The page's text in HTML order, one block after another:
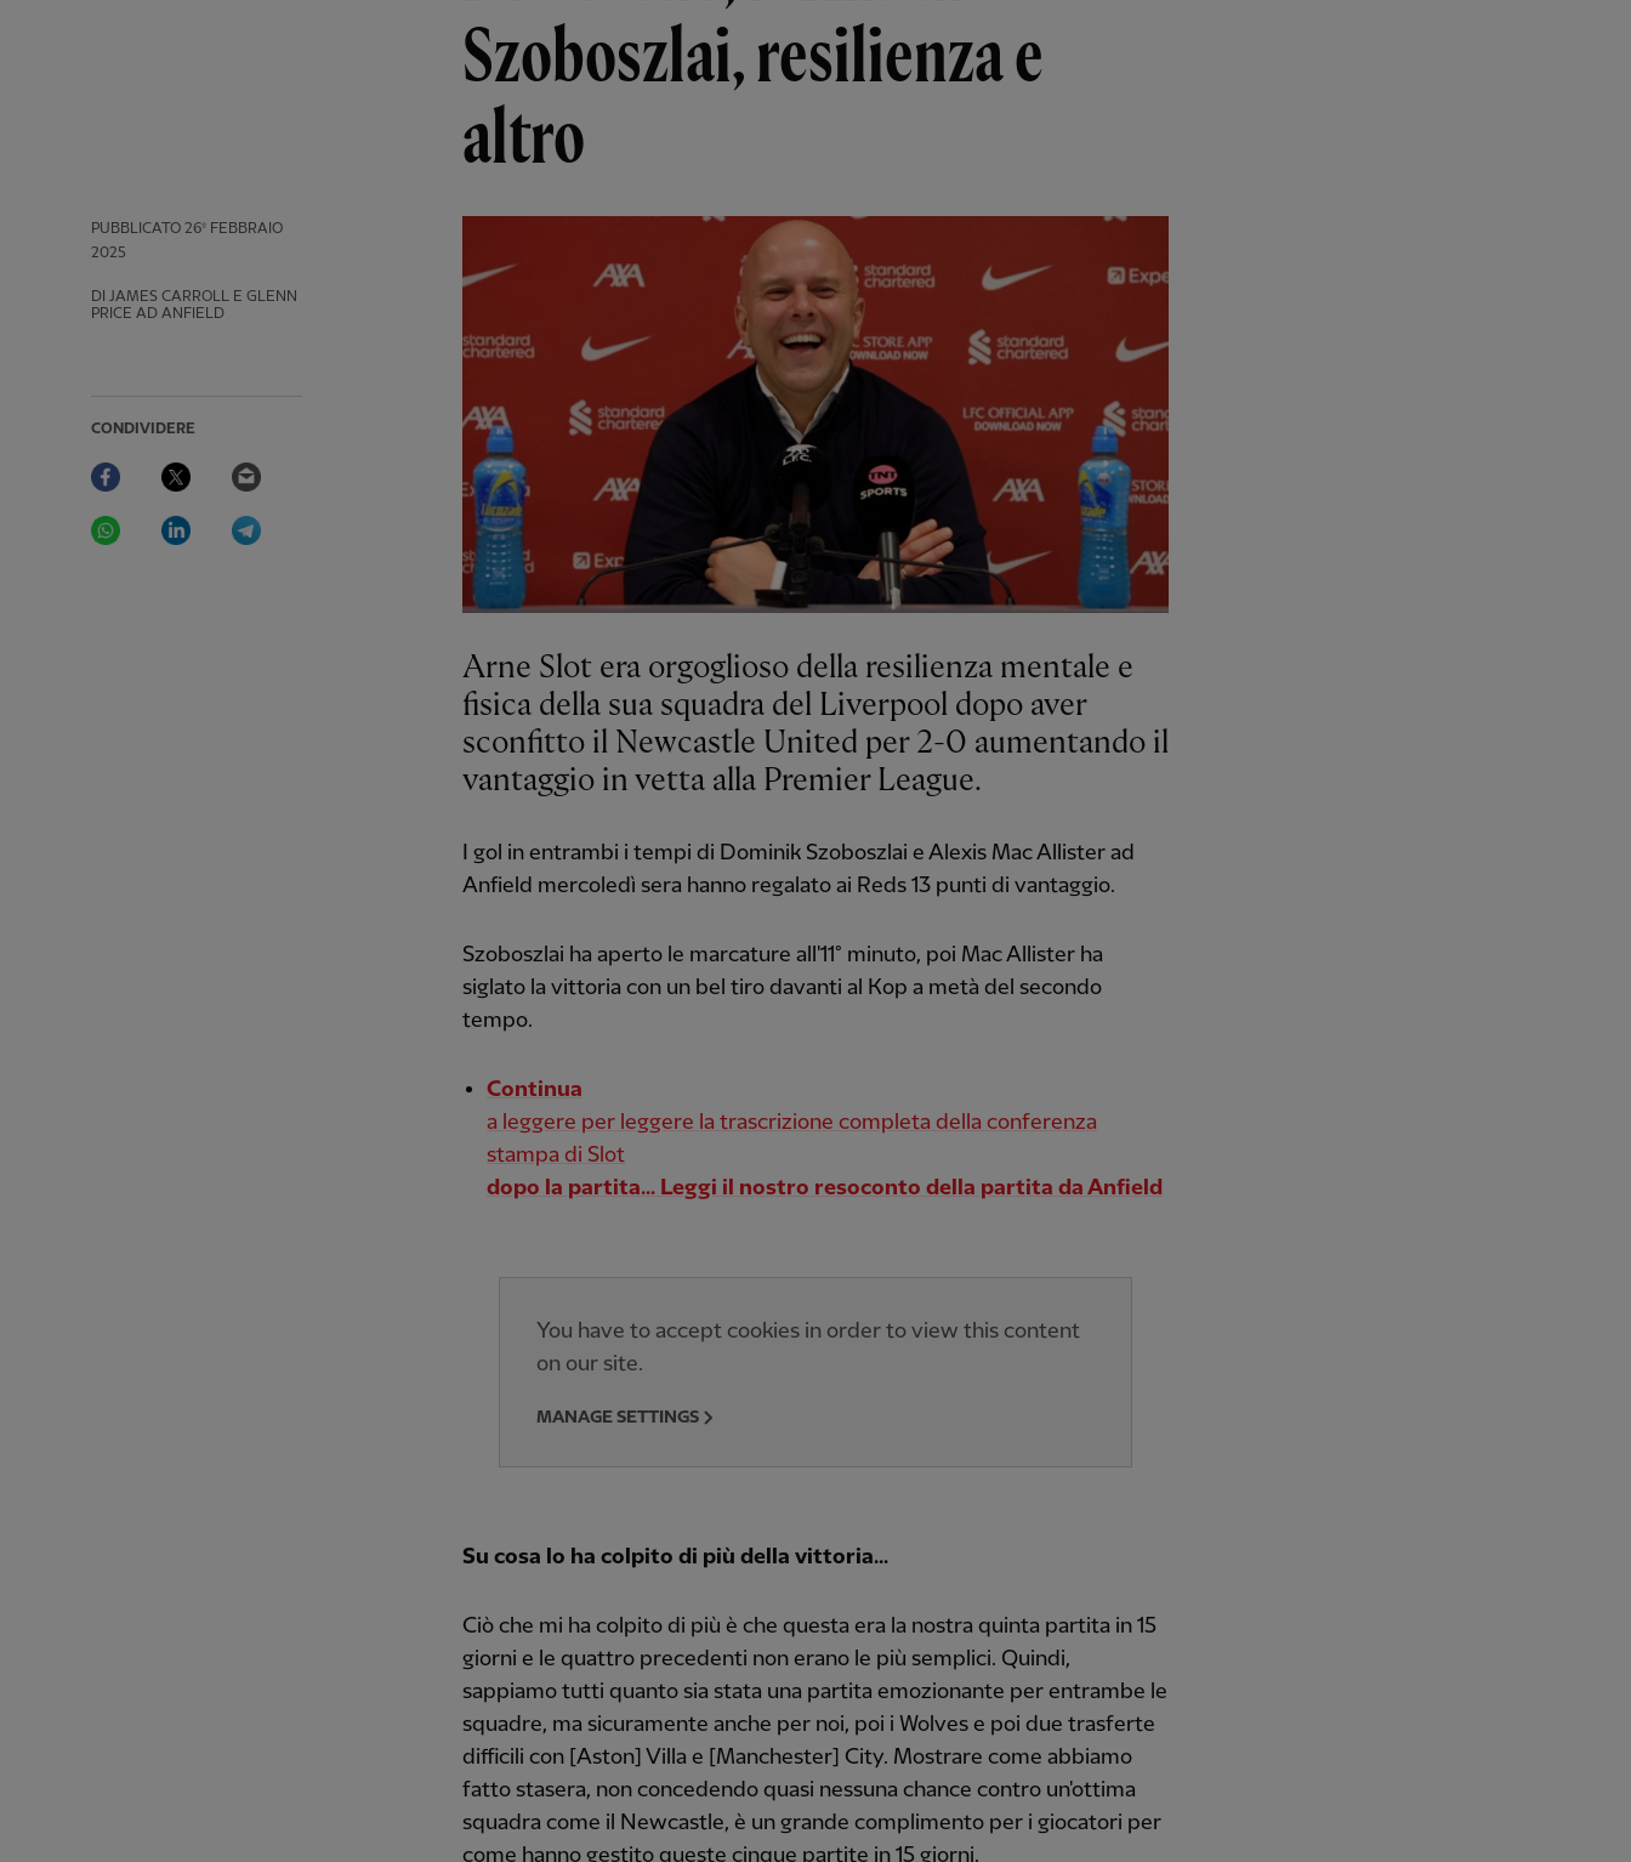
Szoboszlai, resilienza e
altro
PUBBLICATO 26º FEBBRAIO
2025
DI JAMES CARROLL E GLENN
PRICE AD ANFIELD
CONDIVIDERE
Facebook Twitter
WhatsAppLinkedIn
Arne Slot era orgoglioso della resilienza mentale e
fisica della sua squadra del Liverpool dopo aver
sconfitto il Newcastle United per 2-0 aumentando il
vantaggio in vetta alla Premier League.
I gol in entrambi i tempi di Dominik Szoboszlai e Alexis Mac Allister ad
Anfield mercoledì sera hanno regalato ai Reds 13 punti di vantaggio.
Szoboszlai ha aperto le marcature all'11° minuto, poi Mac Allister ha
siglato la vittoria con un bel tiro davanti al Kop a metà del secondo
tempo.
Continua
a leggere per leggere la trascrizione completa della conferenza
stampa di Slot
dopo la partita... Leggi il nostro resoconto della partita da Anfield
You have to accept cookies in order to view this content
on our site.
MANAGE SETTINGS
Su cosa lo ha colpito di più della vittoria...
Ciò che mi ha colpito di più è che questa era la nostra quinta partita in 15
giorni e le quattro precedenti non erano le più semplici. Quindi,
sappiamo tutti quanto sia stata una partita emozionante per entrambe le
squadre, ma sicuramente anche per noi, poi i Wolves e poi due trasferte
difficili con [Aston] Villa e [Manchester] City. Mostrare come abbiamo
fatto stasera, non concedendo quasi nessuna chance contro un'ottima
squadra come il Newcastle, è un grande complimento per i giocatori per
come hanno gestito queste cinque partite in 15 giorni.